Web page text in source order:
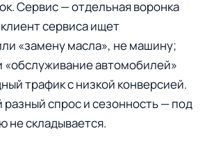
Сервис — отдельная воронка
сервиса ищет
«замену масла», не машину;
автомобилей»
трафик с низкой конверсией.
разный спрос и сезонность — под
не складывается.